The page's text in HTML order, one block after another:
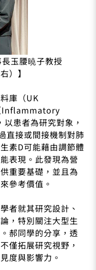
玉腰暁子教授
）】
庫（UK
Inflammatory
患者為研究對象，
直接或間接機制對肺
素D可能藉由調節體
表現。此發現為營
重要基礎，並且為
參考價值。
者就其研究設計、
，特別關注大型生
郝同學的分享，透
僅拓展研究視野，
度與影響力。